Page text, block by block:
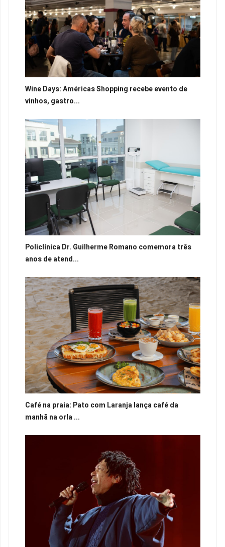
Wine Days: Américas Shopping recebe evento de
vinhos, gastro...
Policlínica Dr. Guilherme Romano comemora três
anos de atend...
Café na praia: Pato com Laranja lança café da
manhã na orla ...